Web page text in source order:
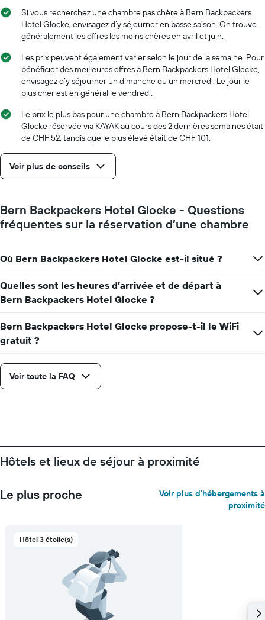
chambre
Sur
graphique,
axe
indiquent
nombre
de
jours
avant
séjour
Sur
le
axe
Y
prix
moyen
d'une
chambre
Si vous recherchez une chambre pas chère à Bern Backpackers
Hotel Glocke, envisagez d’y séjourner en basse saison. On trouve
généralement les offres les moins chères en avril et juin.
Les prix peuvent également varier selon le jour de la semaine. Pour
bénéficier des meilleures offres à Bern Backpackers Hotel Glocke,
envisagez d’y séjourner un dimanche ou un mercredi. Le jour le
plus cher est en général le vendredi.
Le prix le plus bas pour une chambre à Bern Backpackers Hotel
Glocke réservée via KAYAK au cours des 2 dernières semaines était
de CHF 52, tandis que le plus élevé était de CHF 101.
Voir plus de conseils
Bern Backpackers Hotel Glocke - Questions
fréquentes sur la réservation d’une chambre
Où Bern Backpackers Hotel Glocke est-il situé ?
Quelles sont les heures d’arrivée et de départ à
Bern Backpackers Hotel Glocke ?
Bern Backpackers Hotel Glocke propose-t-il le WiFi
gratuit ?
Voir toute la FAQ
Hôtels et lieux de séjour à proximité
Le plus proche
Voir plus d'hébergements à
proximité
Hôtel 3 étoile(s)